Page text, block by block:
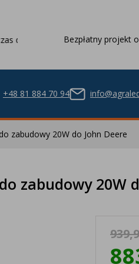
3 dni robocze Bezpłatny projekt
+48 81 884 70 94
zabudowy 20W do John Deere
zabudowy 20W